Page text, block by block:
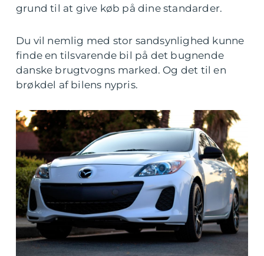
grund til at give køb på dine standarder.
Du vil nemlig med stor sandsynlighed kunne
finde en tilsvarende bil på det bugnende
danske brugtvogns marked. Og det til en
brøkdel af bilens nypris.